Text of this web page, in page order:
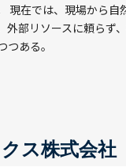
現在では、現場から自
外部リソースに頼らず
つある。
ス株式会社